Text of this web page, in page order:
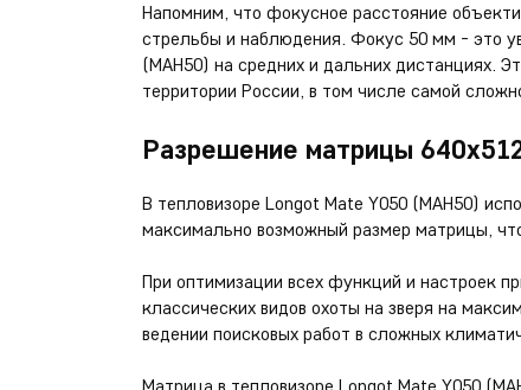
Напомним, что фокусное расстояние
стрельбы и наблюдения. Фокус 50 мм - это
(MAH50) на средних и дальних дистанциях.
территории России, в том числе самой
Разрешение матрицы
В тепловизоре Longot Mate Y050 (MAH50)
максимально возможный размер матрицы,
При оптимизации всех функций и настроек
классических видов охоты на зверя на
ведении поисковых работ в сложных